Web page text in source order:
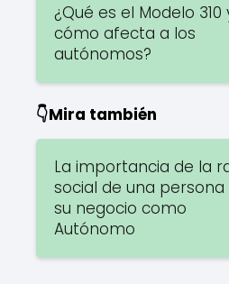
¿Qué es el Modelo 310
cómo afecta a los
autónomos?
👇Mira también
La importancia de la
social de una
su negocio como
Autónomo